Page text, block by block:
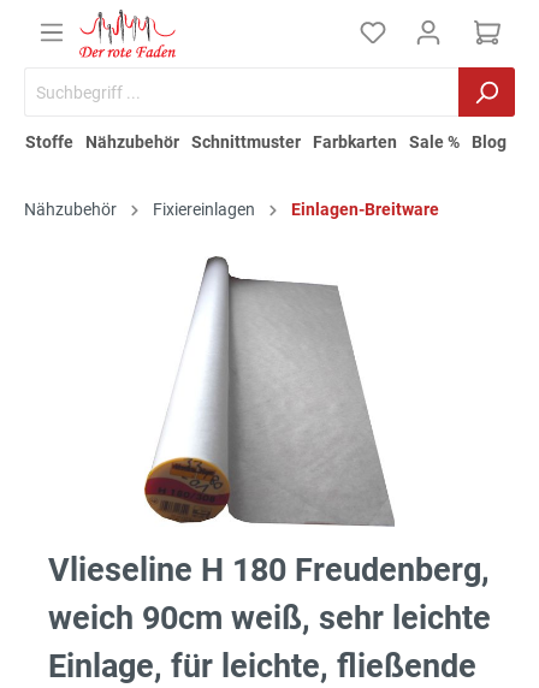
Stoffe Nähzubehör Schnittmuster Farbkarten Sale % Blog
Nähzubehör Fixiereinlagen Einlagen-Breitware
Vlieseline H 180 Freudenberg,
weich 90cm weiß, sehr leichte
Einlage, für leichte, fließende